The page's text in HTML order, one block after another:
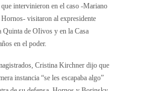
que intervinieron en el caso -Mariano
visitaron al expresidente
de OIivos y en la Casa
en el poder.
Cristina Kirchner dijo que
instancia “se les escapaba algo”